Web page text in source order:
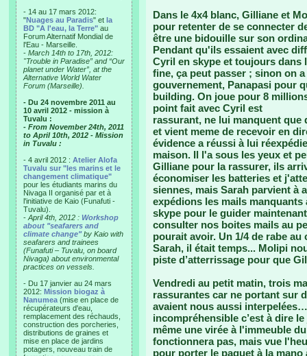
- 14 au 17 mars 2012:
"Nuages au Paradis" et la
BD "A l'eau, la Terre" au
Forum Alternatif Mondial de
l'Eau - Marseille.
- March 14th to 17th, 2012:
"Trouble in Paradise” and “Our
planet under Water”, at the
Alternative World Water
Forum (Marseille).
- Du 24 novembre 2011 au
10 avril 2012 - mission à
Tuvalu :
- From November 24th, 2011
to April 10th, 2012 - Mission
in Tuvalu :
- 4 avril 2012 : Atelier Alofa
Tuvalu sur "les marins et le
changement climatique"
pour les étudiants marins du
Nivaga II organisé par et à
l'initiative de Kaio (Funafuti -
Tuvalu).
- April 4th, 2012 : Workshop
about "seafarers and
climate change"by Kaio with
seafarers and trainees
(Funafuti – Tuvalu, on board
Nivaga) about environmental
practices on vessels.
- Du 17 janvier au 24 mars
2012: Mission biogaz à
Nanumea (mise en place de
récupérateurs d'eau,
remplacement des réchauds,
construction des porcheries,
distributions de graines et
mise en place de jardins
potagers, nouveau train de
Dans le 4x4 blanc, Gilliane et
pour retenter de se connecter
être une bidouille sur son
Pendant qu'ils essaient avec
Cyril en skype et toujours dans
fine, ça peut passer ; sinon on
gouvernement, Panapasi pour
building. On joue pour 8
point fait avec Cyril est
rassurant, ne lui manquent que
et vient meme de recevoir en
évidence a réussi à lui
maison. Il l'a sous les yeux et
Gilliane pour la rassurer, ils
économiser les batteries et
siennes, mais Sarah parvient à
expédions les mails
skype pour le guider
consulter nos boites mails au
pourait avoir. Un 1/4 de rabe
Sarah, il était temps... Molipi
piste d’atterrissage pour que
Vendredi au petit matin, trois
rassurantes car ne portant sur
avaient nous aussi
incompréhensible c’est à dire
même une virée à l'immeuble
fonctionnera pas, mais vue
pour porter le paquet à la